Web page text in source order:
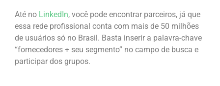
Até no LinkedIn, você pode encontrar parceiros, já que
essa rede profissional conta com mais de 50 milhões
de usuários só no Brasil. Basta inserir a palavra-chave
“fornecedores + seu segmento” no campo de busca e
participar dos grupos.